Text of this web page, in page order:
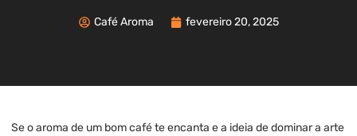
Café Aroma fevereiro 20, 2025
Se o aroma de um bom café te encanta e a ideia de dominar a arte